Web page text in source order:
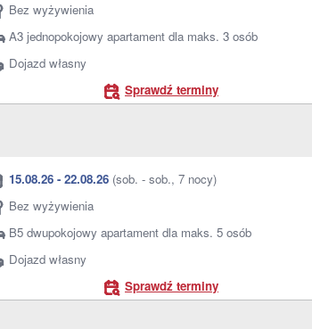
Bez wyżywienia
A3 jednopokojowy apartament dla maks. 3 osób
Dojazd własny
Sprawdź terminy
15.08.26 - 22.08.26 (sob. - sob., 7 nocy)
Bez wyżywienia
B5 dwupokojowy apartament dla maks. 5 osób
Dojazd własny
Sprawdź terminy